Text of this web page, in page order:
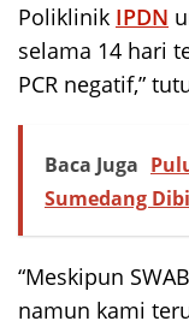
Poliklinik IPDN
selama 14 hari
PCR negatif,”
Baca Juga
Sumedang
“Meskipun
namun kami